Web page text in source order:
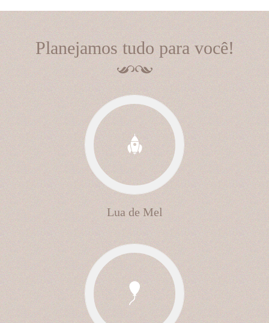
Planejamos tudo para você!
Lua de Mel